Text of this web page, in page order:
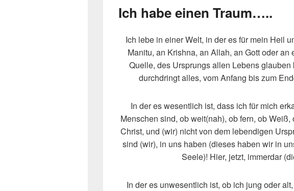
Ich habe einen Traum…..
Ich lebe in einer Welt, in der es für mein Heil
Manitu, an Krishna, an Allah, an Gott oder an
Quelle, des Ursprungs allen Lebens
durchdringt alles, vom Anfang bis zum
In der es wesentlich ist, dass ich für mich
Menschen sind, ob weit(nah), ob fern, ob
Christ, und (wir) nicht von dem lebendigen
sind (wir), in uns haben (dieses haben wir in
Seele)! Hier, jetzt, immerdar
In der es unwesentlich ist, ob ich jung oder